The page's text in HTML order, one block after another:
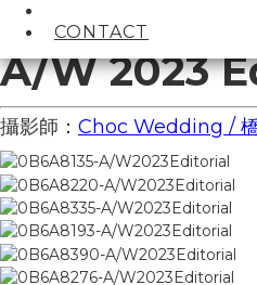
CONTACT
A/W 2023
攝影師： Choc Wedding /